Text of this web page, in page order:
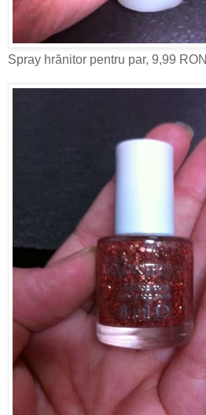
Spray hrănitor pentru par, 9,99 RON